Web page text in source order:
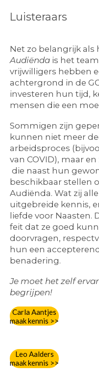
Luisteraars
Net zo belangrijk als
Audiënda is het
vrijwilligers hebben
achtergrond in de
investeren hun tijd,
mensen die een
Sommigen zijn
kunnen niet meer
arbeidsproces
van COVID), maar
die naast hun
beschikbaar stellen
Audiënda. Wat zij
uitgebreide kennis,
liefde voor Naasten.
feit dat ze goed
doorvragen,
hun een
benadering.
Je moet het zelf
begrijpen!
Carla Aantjes
maak kennis >>
Leo Aalders
maak kennis >>